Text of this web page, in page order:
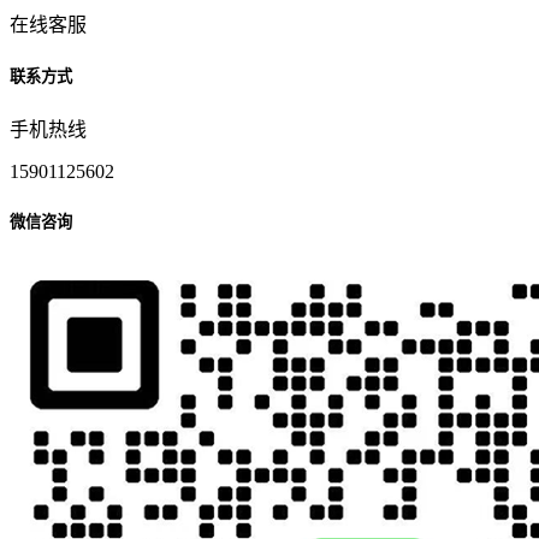
在线客服
联系方式
手机热线
15901125602
微信咨询